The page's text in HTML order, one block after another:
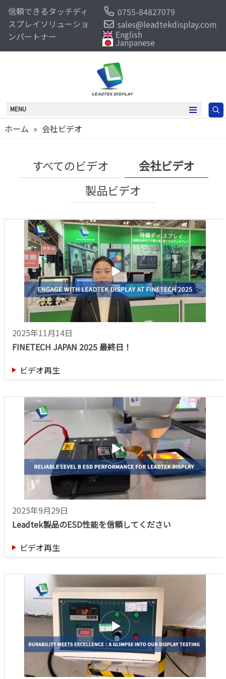
信頼できるタッチディ
スプレイソリューショ
ンパートナー
0755-84827079
sales@leadtekdisplay.com
English
Janpanese
MENU
ホーム » 会社ビデオ
すべてのビデオ
会社ビデオ
製品ビデオ
2025年11月14日
FINETECH JAPAN 2025 最終日！
ビデオ再生
2025年9月29日
Leadtek製品のESD性能を信頼してください
ビデオ再生